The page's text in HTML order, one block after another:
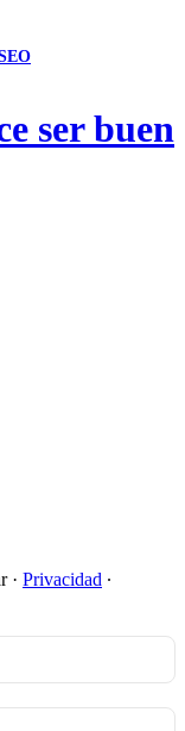
ser buen
· Privacidad ∙